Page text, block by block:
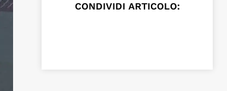
CONDIVIDI ARTICOLO: